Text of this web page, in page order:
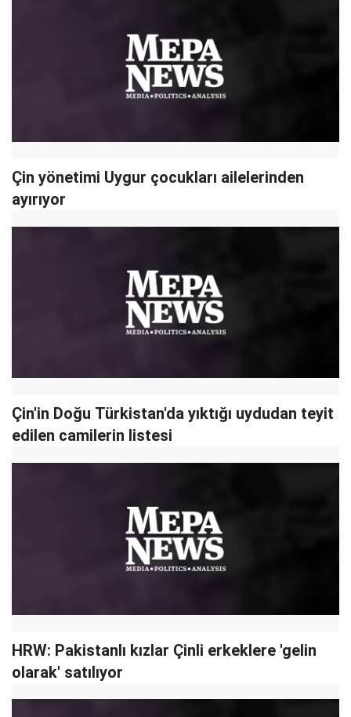
Çin yönetimi Uygur çocukları ailelerinden
ayırıyor
Çin'in Doğu Türkistan'da yıktığı uydudan teyit
edilen camilerin listesi
HRW: Pakistanlı kızlar Çinli erkeklere 'gelin
olarak' satılıyor